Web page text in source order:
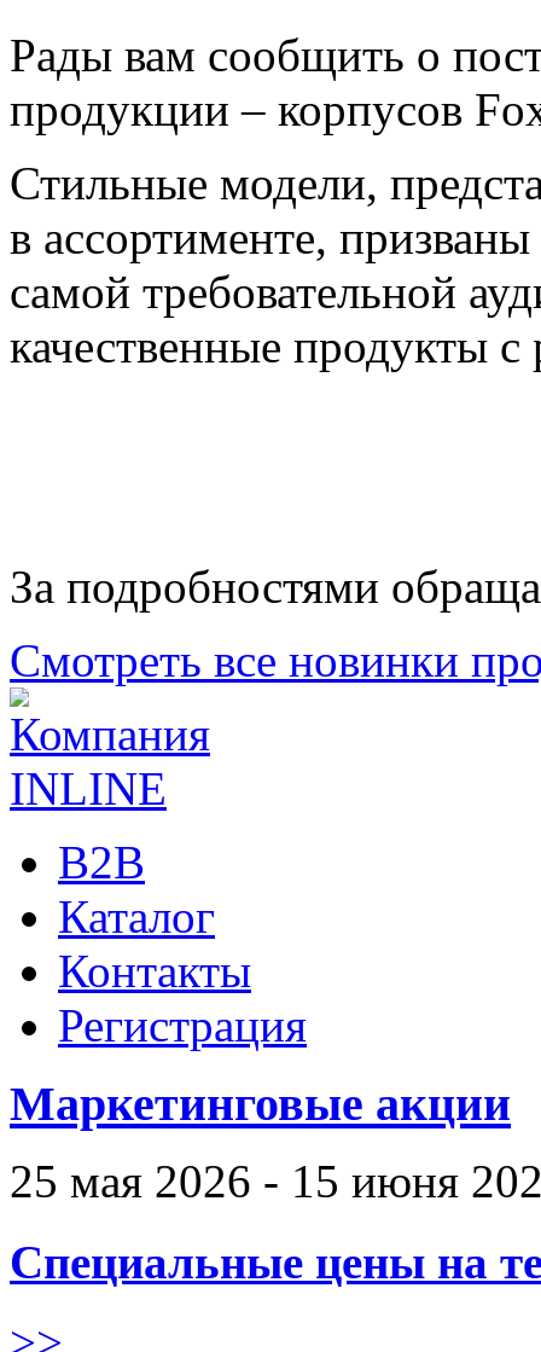
Рады вам сообщить о
продукции – корпусов
Стильные модели,
в ассортименте,
самой требовательной
качественные продукты
За подробностями
Смотреть все новинки
B2B
Каталог
Контакты
Регистрация
Маркетинговые акции
25 мая 2026 - 15 июня
Специальные цены на
>>